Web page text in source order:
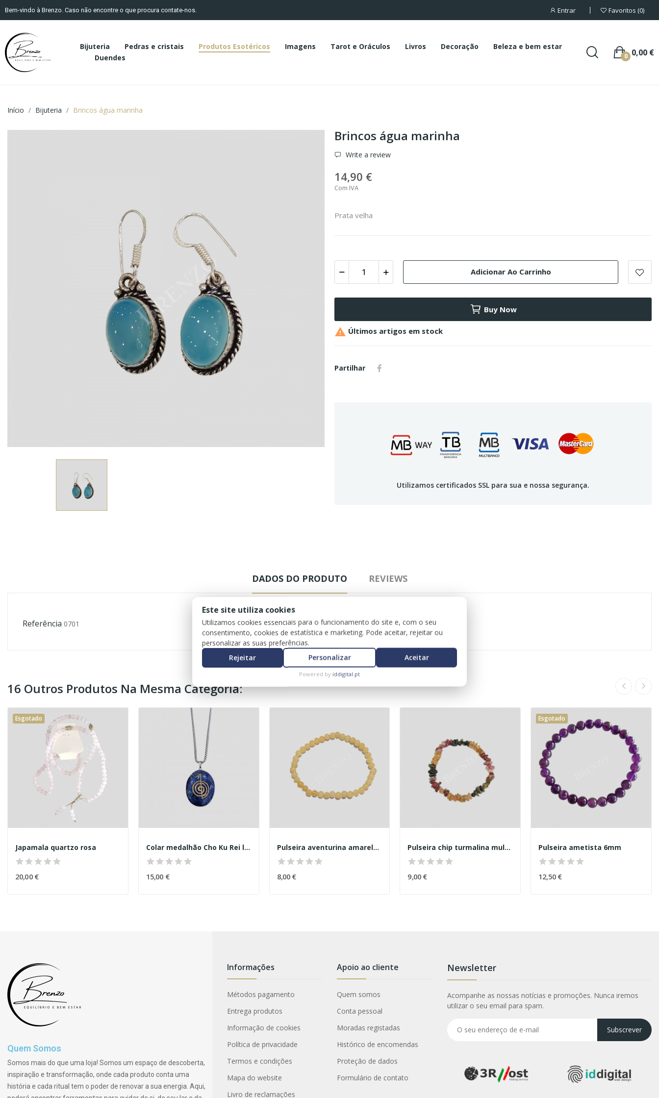
Bem-vindo à Brenzo. Caso não encontre o que procura contate-nos. Entrar Favoritos 0
Bijuteria Pedras e cristais Produtos Esotéricos Imagens Tarot e Oráculos Livros Decoração
Beleza e bem estar
Duendes
0,00 €
0
Início Bijuteria Brincos água marinha
Brincos água marinha
Write a review
14,90 €
Com IVA
Prata velha
Adicionar Ao Carrinho
Buy Now
 Últimos artigos em stock
Partilhar
Utilizamos certificados SSL para sua e nossa segurança.
DADOS DO PRODUTO REVIEWS
Referência 0701
16 Outros Produtos Na Mesma Categoria:
Esgotado
Japamala quartzo rosa
20,00 €
Colar medalhão Cho Ku Rei lápis lazuli
15,00 €
Pulseira aventurina amarela 4mm
8,00 €
Pulseira chip turmalina multicolorida
9,00 €
Esgotado
Pulseira ametista 6mm
12,50 €
Quem Somos
Somos mais do que uma loja! Somos um espaço de descoberta,
inspiração e transformação, onde cada produto conta uma
história e cada ritual tem o poder de renovar a sua energia. Aqui,
Informações
Métodos pagamento
Entrega produtos
Informação de cookies
Política de privacidade
Termos e condições
Mapa do website
Livro de reclamações
Apoio ao cliente
Quem somos
Conta pessoal
Moradas registadas
Histórico de encomendas
Proteção de dados
Formulário de contato
Newsletter
Acompanhe as nossas notícias e promoções. Nunca iremos
utilizar o seu email para spam.
Subscrever
Este site utiliza cookies
Utilizamos cookies essenciais para o funcionamento do site e, com o seu
consentimento, cookies de estatística e marketing. Pode aceitar, rejeitar ou
personalizar as suas preferências.
Rejeitar
Personalizar Aceitar
Powered by iddigital.pt